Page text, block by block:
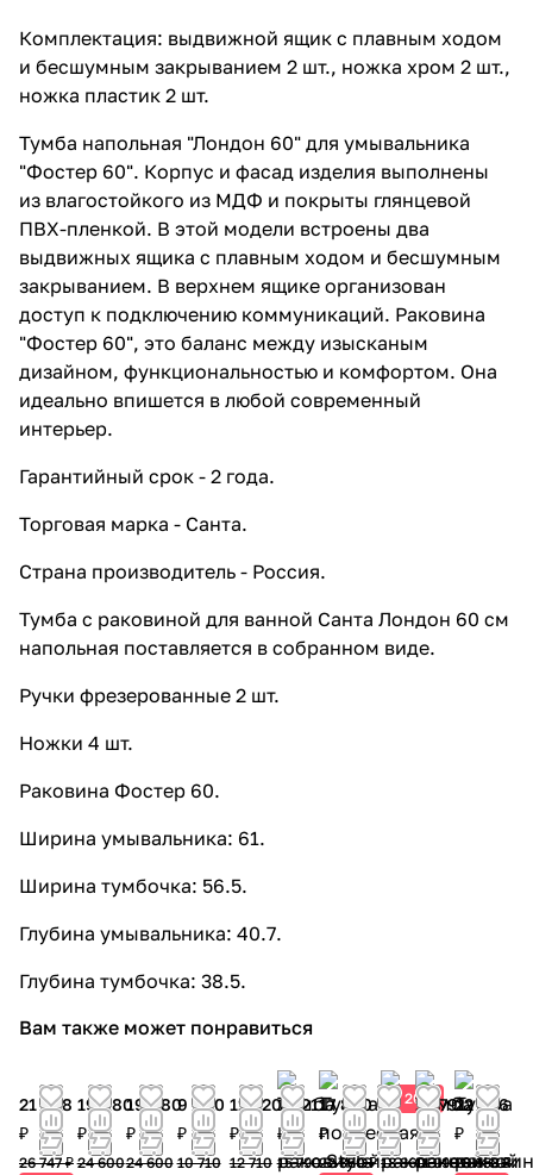
Комплектация: выдвижной ящик с плавным ходом
и бесшумным закрыванием 2 шт., ножка хром 2 шт.,
ножка пластик 2 шт.
Тумба напольная "Лондон 60" для умывальника
"Фостер 60". Корпус и фасад изделия выполнены
из влагостойкого из МДФ и покрыты глянцевой
ПВХ-пленкой. В этой модели встроены два
выдвижных ящика с плавным ходом и бесшумным
закрыванием. В верхнем ящике организован
доступ к подключению коммуникаций. Раковина
"Фостер 60", это баланс между изысканым
дизайном, функциональностью и комфортом. Она
идеально впишется в любой современный
интерьер.
Гарантийный срок - 2 года.
Торговая марка - Санта.
Страна производитель - Россия.
Тумба с раковиной для ванной Санта Лондон 60 см
напольная поставляется в собранном виде.
Ручки фрезерованные 2 шт.
Ножки 4 шт.
Раковина Фостер 60.
Ширина умывальника: 61.
Ширина тумбочка: 56.5.
Глубина умывальника: 40.7.
Глубина тумбочка: 38.5.
Вам также может понравиться
21 398
₽
26 747 ₽
19 680
₽
24 600
19 680
₽
24 600
9 960
₽
10 710
11 820
₽
12 710
14 211
₽
15 790
17 880
₽
22 350 ₽
20%
15 088
₽
18 860
10 791
₽
11 990
22 926
₽
28 658 ₽